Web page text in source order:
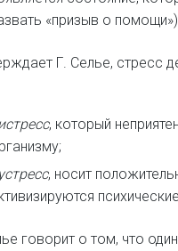
«призыв о
Г. Селье, стресс
, который
, носит
говорит о том, что